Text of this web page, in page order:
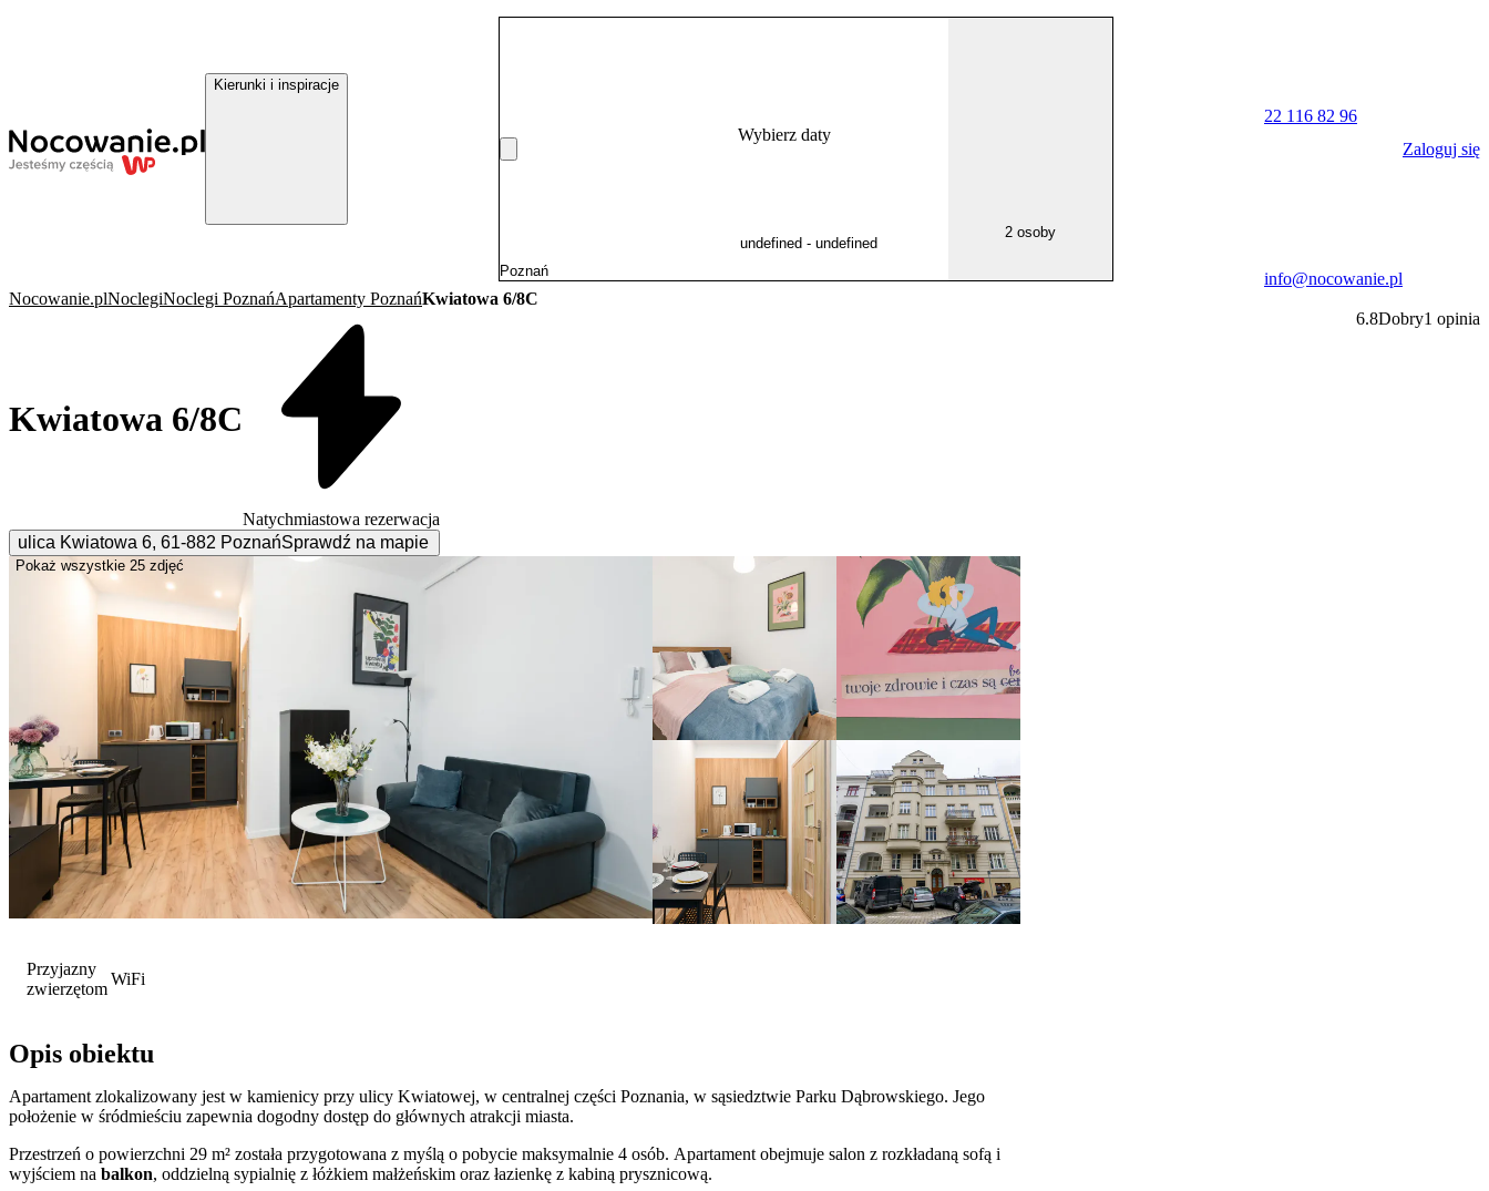
Kierunki i inspiracje
Wybierz daty
2 osoby
22 116 82 96
info@nocowanie.pl
Zaloguj się
Nocowanie.plNoclegiNoclegi PoznańApartamenty PoznańKwiatowa 6/8C
Kwiatowa 6/8C
Natychmiastowa rezerwacja
ulica Kwiatowa 6, 61-882 PoznańSprawdź na mapie
6.8Dobry1 opinia
Pokaż wszystkie 25 zdjęć
Przyjazny
zwierzętom
WiFi
Opis obiektu
Apartament zlokalizowany jest w kamienicy przy ulicy Kwiatowej, w centralnej części Poznania, w sąsiedztwie Parku Dąbrowskiego. Jego
położenie w śródmieściu zapewnia dogodny dostęp do głównych atrakcji miasta.
Przestrzeń o powierzchni 29 m² została przygotowana z myślą o pobycie maksymalnie 4 osób. Apartament obejmuje salon z rozkładaną sofą i
wyjściem na balkon, oddzielną sypialnię z łóżkiem małżeńskim oraz łazienkę z kabiną prysznicową.